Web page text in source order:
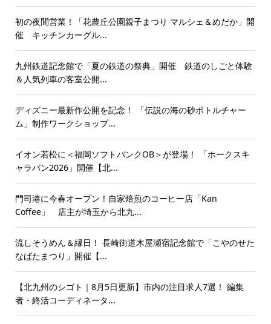
初の夜間営業！「花農丘公園親子まつり マルシェ＆めだか」開
催 キッチンカーグル...
九州鉄道記念館で「夏の鉄道の祭典」開催 鉄道のしごと体験
＆人気列車の客室公開...
ディズニー最新作公開を記念！ 「伝説の海の砂ボトルチャー
ム」制作ワークショップ...
イオン若松に＜福岡ソフトバンクOB＞が登場！ 「ホークスキ
ャラバン2026」開催【北...
門司港に今春オープン！自家焙煎のコーヒー店「Kan
Coffee」 店主が埼玉から北九...
流しそうめん＆縁日！ 長崎街道木屋瀬宿記念館で「こやのせた
なばたまつり」開催【...
【北九州のシゴト｜8月5日更新】市内の注目求人7選！ 編集
者・終活コーディネータ...